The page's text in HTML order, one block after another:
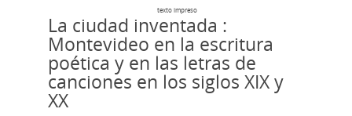
texto impreso
La ciudad inventada :
Montevideo en la escritura
poética y en las letras de
canciones en los siglos XIX y
XX